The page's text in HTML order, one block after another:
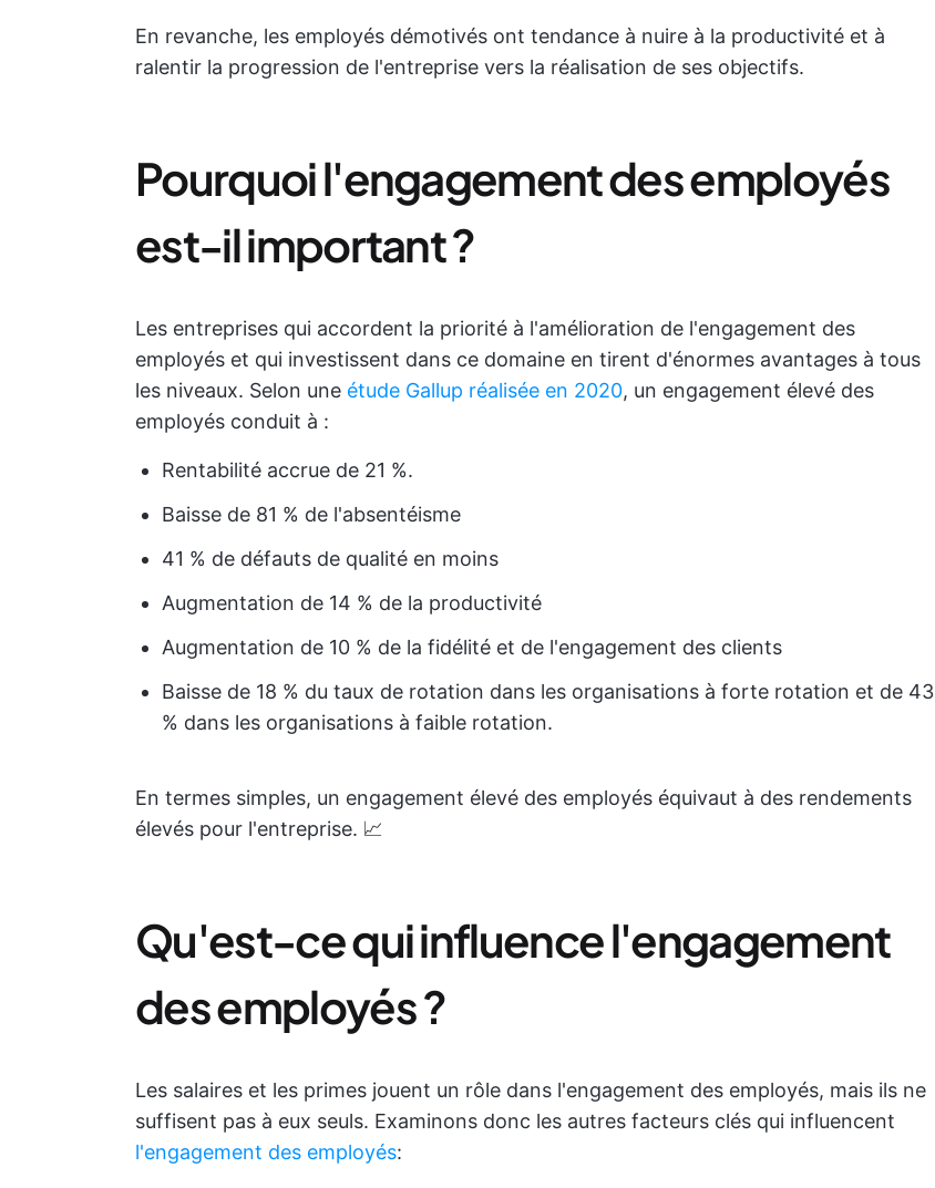
En revanche, les employés démotivés ont tendance à nuire à la productivité et à
ralentir la progression de l'entreprise vers la réalisation de ses objectifs.
Pourquoi l'engagement des employés
est-il important ?
Les entreprises qui accordent la priorité à l'amélioration de l'engagement des
employés et qui investissent dans ce domaine en tirent d'énormes avantages à tous
les niveaux. Selon une étude Gallup réalisée en 2020, un engagement élevé des
employés conduit à :
Rentabilité accrue de 21 %.
Baisse de 81 % de l'absentéisme
41 % de défauts de qualité en moins
Augmentation de 14 % de la productivité
Augmentation de 10 % de la fidélité et de l'engagement des clients
Baisse de 18 % du taux de rotation dans les organisations à forte rotation et de 43
% dans les organisations à faible rotation.
En termes simples, un engagement élevé des employés équivaut à des rendements
élevés pour l'entreprise. 📈
Qu'est-ce qui influence l'engagement
des employés ?
Les salaires et les primes jouent un rôle dans l'engagement des employés, mais ils ne
suffisent pas à eux seuls. Examinons donc les autres facteurs clés qui influencent
l'engagement des employés: